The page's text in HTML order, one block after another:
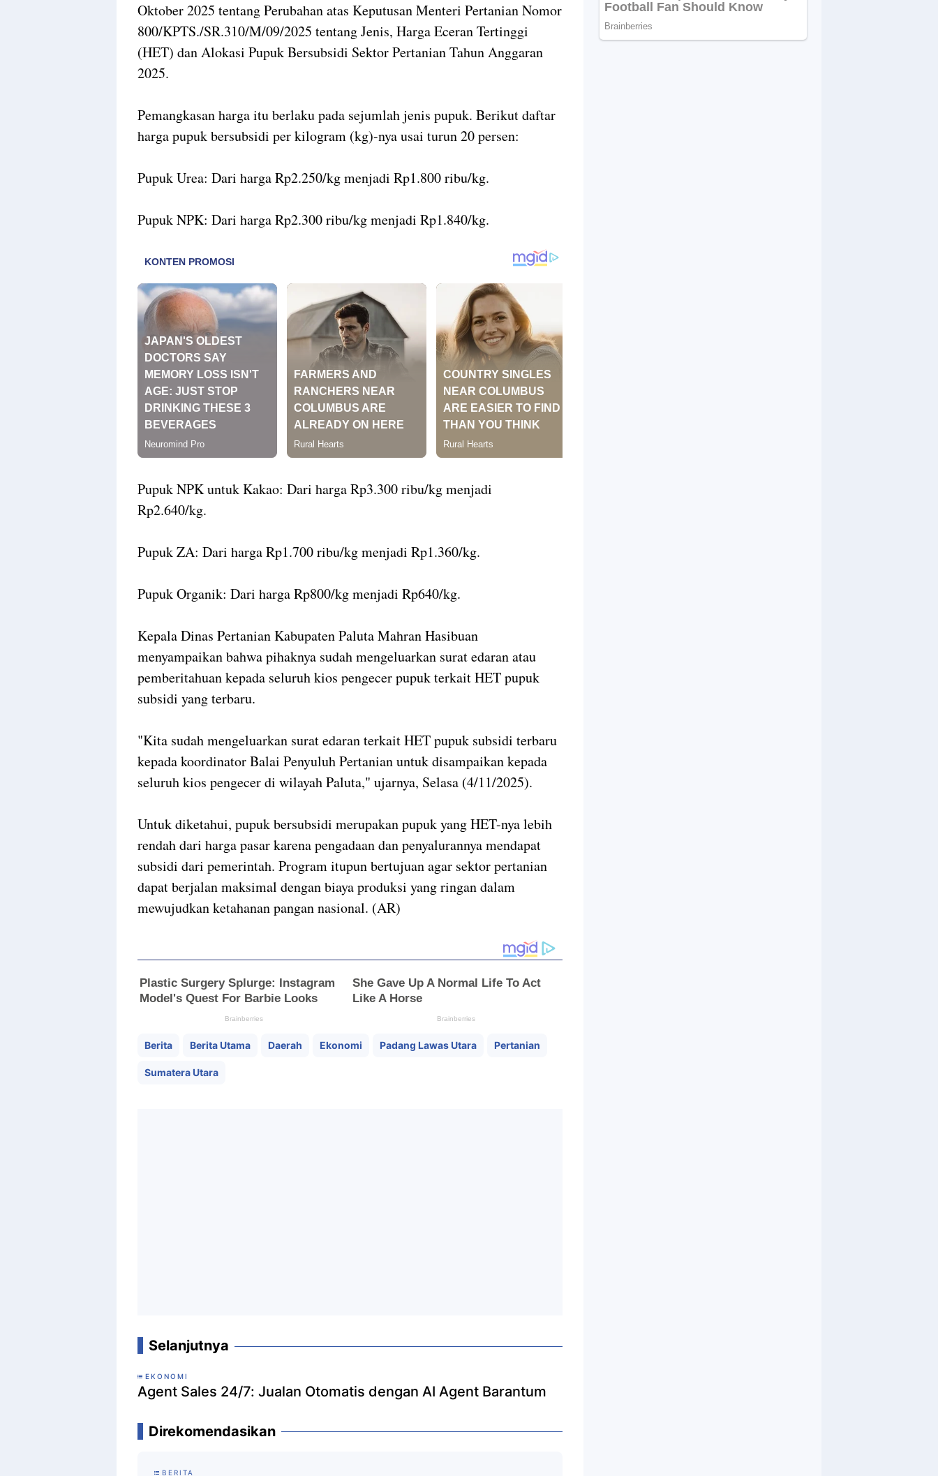
Oktober 2025 tentang Perubahan atas Keputusan Menteri Pertanian Nomor
800/KPTS./SR.310/M/09/2025 tentang Jenis, Harga Eceran Tertinggi
(HET) dan Alokasi Pupuk Bersubsidi Sektor Pertanian Tahun Anggaran
2025.
Pemangkasan harga itu berlaku pada sejumlah jenis pupuk. Berikut daftar
harga pupuk bersubsidi per kilogram (kg)-nya usai turun 20 persen:
Pupuk Urea: Dari harga Rp2.250/kg menjadi Rp1.800 ribu/kg.
Pupuk NPK: Dari harga Rp2.300 ribu/kg menjadi Rp1.840/kg.
Pupuk NPK untuk Kakao: Dari harga Rp3.300 ribu/kg menjadi
Rp2.640/kg.
Pupuk ZA: Dari harga Rp1.700 ribu/kg menjadi Rp1.360/kg.
Pupuk Organik: Dari harga Rp800/kg menjadi Rp640/kg.
Kepala Dinas Pertanian Kabupaten Paluta Mahran Hasibuan
menyampaikan bahwa pihaknya sudah mengeluarkan surat edaran atau
pemberitahuan kepada seluruh kios pengecer pupuk terkait HET pupuk
subsidi yang terbaru.
"Kita sudah mengeluarkan surat edaran terkait HET pupuk subsidi terbaru
kepada koordinator Balai Penyuluh Pertanian untuk disampaikan kepada
seluruh kios pengecer di wilayah Paluta," ujarnya, Selasa (4/11/2025).
Untuk diketahui, pupuk bersubsidi merupakan pupuk yang HET-nya lebih
rendah dari harga pasar karena pengadaan dan penyalurannya mendapat
subsidi dari pemerintah. Program itupun bertujuan agar sektor pertanian
dapat berjalan maksimal dengan biaya produksi yang ringan dalam
mewujudkan ketahanan pangan nasional. (AR)
Berita Berita Utama Daerah Ekonomi Padang Lawas Utara Pertanian
Sumatera Utara
Selanjutnya
EKONOMI
Agent Sales 24/7: Jualan Otomatis dengan AI Agent Barantum
Direkomendasikan
BERITA